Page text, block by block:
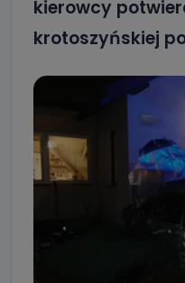
kierowcy
krotoszyńskiej